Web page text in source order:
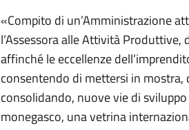
«Compito di un’Amministrazione
l’Assessora alle Attività
affinché le eccellenze
consentendo di mettersi in mostra,
consolidando, nuove vie di
monegasco, una vetrina